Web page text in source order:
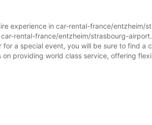
experience in car-rental-france/entzheim/
rental-france/entzheim/strasbourg-
a special event, you will be sure to find a
providing world class service, offering